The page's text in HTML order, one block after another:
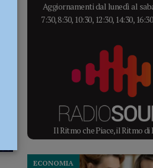
Aggiornamenti dal lunedì al
7:30, 8:30, 10:30, 12:30, 14:30,
Il Ritmo che Piace, il Ritmo di
ECONOMIA